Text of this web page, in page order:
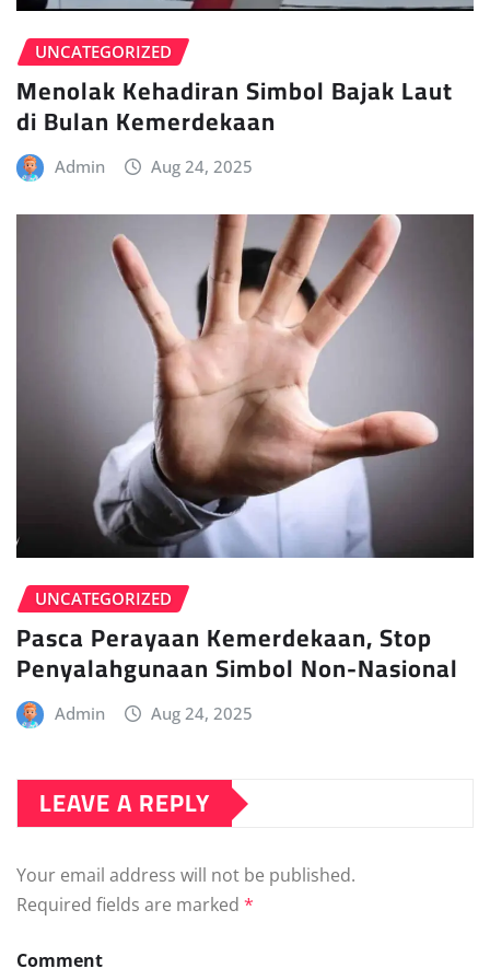
UNCATEGORIZED
Menolak Kehadiran Simbol Bajak Laut
di Bulan Kemerdekaan
Admin Aug 24, 2025
UNCATEGORIZED
Pasca Perayaan Kemerdekaan, Stop
Penyalahgunaan Simbol Non-Nasional
Admin Aug 24, 2025
LEAVE A REPLY
Your email address will not be published.
Required fields are marked *
Comment